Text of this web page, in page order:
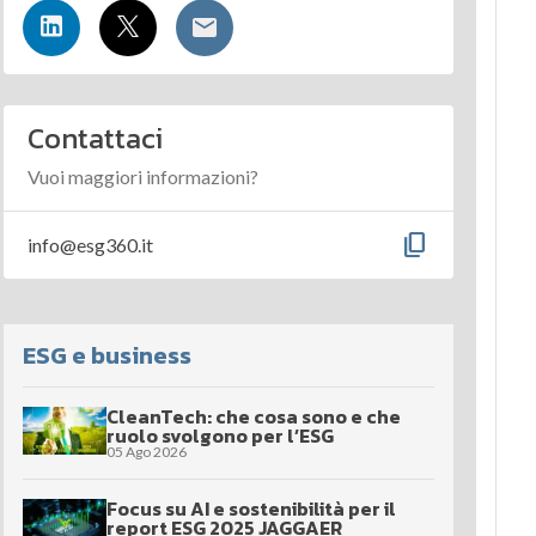
Contattaci
Vuoi maggiori informazioni?
info@esg360.it content_copy
ESG e business
CleanTech: che cosa sono e che
ruolo svolgono per l’ESG
05 Ago 2026
Focus su AI e sostenibilità per il
report ESG 2025 JAGGAER